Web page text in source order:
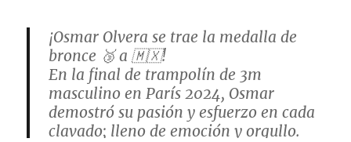
¡Osmar Olvera se trae la medalla de
bronce 🥉 a 🇲🇽!
En la final de trampolín de 3m
masculino en París 2024, Osmar
demostró su pasión y esfuerzo en cada
clavado; lleno de emoción y orgullo.